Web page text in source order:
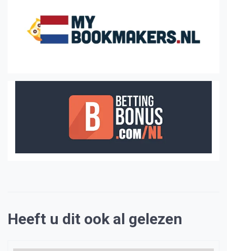
Heeft u dit ook al gelezen